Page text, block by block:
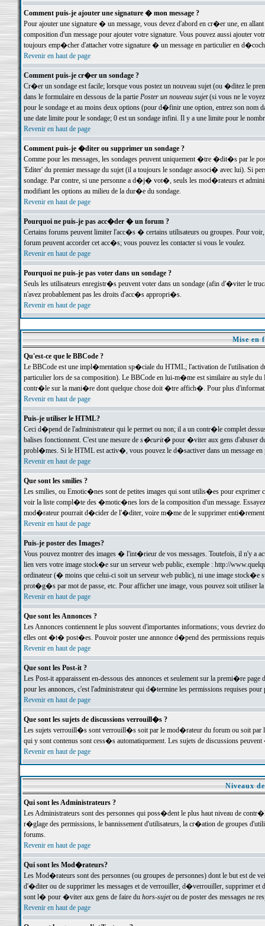
Comment puis-je ajouter une signature � mon message ?
Pour ajouter une signature � un message, vous devez d'abord en cr�er une, en
composition d'un message pour ajouter votre signature. Vous pouvez aussi ajouter
toujours emp�cher d'attacher votre signature � un message en particulier en
Revenir en haut de page
Comment puis-je cr�er un sondage ?
Cr�er un sondage est facile; lorsque vous postez un nouveau sujet (ou �ditez le
dans le formulaire en dessous de la partie Poster un nouveau sujet(si vous ne le voyez
pour le sondage et au moins deux options (pour d�finir une option, entrez son nom
une date limite pour le sondage; 0 est un sondage infini. Il y a une limite pour le
Revenir en haut de page
Comment puis-je �diter ou supprimer un sondage ?
Comme pour les messages, les sondages peuvent uniquement �tre �dit�s par le
'Editer' du premier message du sujet (il a toujours le sondage associ� avec lui). Si
sondage. Par contre, si une personne a d�j� vot�, seuls les mod�rateurs et
modifiant les options au milieu de la dur�e du sondage.
Revenir en haut de page
Pourquoi ne puis-je pas acc�der � un forum ?
Certains forums peuvent limiter l'acc�s � certains utilisateurs ou groupes. Pour
forum peuvent accorder cet acc�s; vous pouvez les contacter si vous le voulez.
Revenir en haut de page
Pourquoi ne puis-je pas voter dans un sondage ?
Seuls les utilisateurs enregistr�s peuvent voter dans un sondage (afin d'�viter le
n'avez probablement pas les droits d'acc�s appropri�s.
Revenir en haut de page
Mise en
Qu'est-ce que le BBCode ?
Le BBCode est une impl�mentation sp�ciale du HTML; l'activation de l'utilisation
particulier lors de sa composition). Le BBCode en lui-m�me est similaire au style
contr�le sur la mani�re dont quelque chose doit �tre affich�. Pour plus
Revenir en haut de page
Puis-je utiliser le HTML?
Ceci d�pend de l'administrateur qui le permet ou non; il a un contr�le complet
balises fonctionnent. C'est une mesure de s�curit�pour �viter aux gens d'abuser
probl�mes. Si le HTML est activ�, vous pouvez le d�sactiver dans un message en
Revenir en haut de page
Que sont les smilies ?
Les smilies, ou Emotic�nes sont de petites images qui sont utilis�es pour exprimer
voir la liste compl�te des �motic�nes lors de la composition d'un message.
mod�rateur pourrait d�cider de l'�diter, voire m�me de le supprimer
Revenir en haut de page
Puis-je poster des Images?
Vous pouvez montrer des images � l'int�rieur de vos messages. Toutefois, il n'y a
lien vers votre image stock�e sur un serveur web public, exemple : http://
ordinateur (� moins que celui-ci soit un serveur web public), ni une image stock�e
prot�g�s par mot de passe, etc. Pour afficher une image, vous pouvez soit
Revenir en haut de page
Que sont les Annonces ?
Les Annonces contiennent le plus souvent d'importantes informations; vous devriez
elles ont �t� post�es. Pouvoir poster une annonce d�pend des permissions
Revenir en haut de page
Que sont les Post-it ?
Les Post-it apparaissent en-dessous des annonces et seulement sur la premi�re
pour les annonces, c'est l'administrateur qui d�termine les permissions requises pour
Revenir en haut de page
Que sont les sujets de discussions verrouill�s ?
Les sujets verrouill�s sont verrouill�s soit par le mod�rateur du forum ou soit par
qui y sont contenus sont cess�s automatiquement. Les sujets de discussions
Revenir en haut de page
Niveaux
Qui sont les Administrateurs ?
Les Administrateurs sont des personnes qui poss�dent le plus haut niveau de
r�glage des permissions, le bannissement d'utilisateurs, la cr�ation de groupes
forums.
Revenir en haut de page
Qui sont les Mod�rateurs?
Les Mod�rateurs sont des personnes (ou groupes de personnes) dont le but est de
d'�diter ou de supprimer les messages et de verrouiller, d�verrouiller, supprimer
sont l� pour �viter aux gens de faire du hors-sujetou de poster des messages ne
Revenir en haut de page